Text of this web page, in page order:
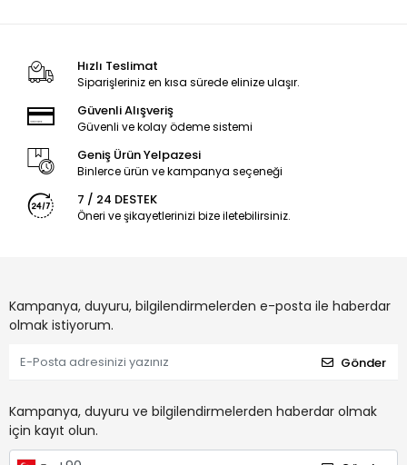
Hızlı Teslimat
Siparişleriniz en kısa sürede elinize ulaşır.
Güvenli Alışveriş
Güvenli ve kolay ödeme sistemi
Geniş Ürün Yelpazesi
Binlerce ürün ve kampanya seçeneği
7 / 24 DESTEK
Öneri ve şikayetlerinizi bize iletebilirsiniz.
Kampanya, duyuru, bilgilendirmelerden e-posta ile haberdar
olmak istiyorum.
Gönder
Kampanya, duyuru ve bilgilendirmelerden haberdar olmak
için kayıt olun.